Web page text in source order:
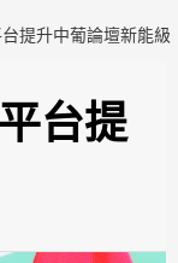
提升中葡論壇新能級
台提